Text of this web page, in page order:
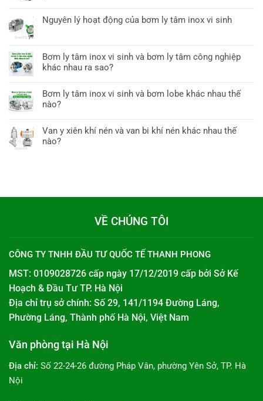
Nguyên lý hoạt động của bơm ly tâm inox vi sinh
Bơm ly tâm inox vi sinh và bơm ly tâm công nghiệp
khác nhau ra sao?
Bơm ly tâm inox vi sinh và bơm lobe khác nhau thế
nào?
Van y xiên khí nén và van bi khí nén khác nhau thế
nào?
VỀ CHÚNG TÔI
CÔNG TY TNHH ĐẦU TƯ QUỐC TẾ THANH PHONG
MST: 0109028726 cấp ngày 17/12/2019 cấp bởi Sở Kế
Hoạch & Đầu Tư TP. Hà Nội
Địa chỉ trụ sở chính: Số 29, 141/1194 Đường Láng,
Phường Láng, Thành phố Hà Nội, Việt Nam
Văn phòng tại Hà Nội
Địa chỉ: Số 22-24-26 đường Pháp Vân, phường Yên Sở, TP. Hà
Nội